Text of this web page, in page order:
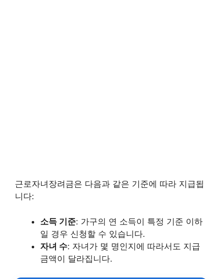
근로자녀장려금은 다음과 같은 기준에 따라 지급됩
니다:
소득 기준: 가구의 연 소득이 특정 기준 이하
일 경우 신청할 수 있습니다.
자녀 수: 자녀가 몇 명인지에 따라서도 지급
금액이 달라집니다.